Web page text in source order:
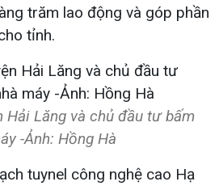
trăm lao động và góp phần
tỉnh.
Hải Lăng và chủ đầu tư bấm
-Ảnh: Hồng Hà
tuynel công nghệ cao Hạ